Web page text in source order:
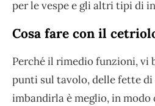
per le vespe e gli altri tipi di
Cosa fare con il
Perché il rimedio funzioni, vi
punti sul tavolo, delle fette
imbandirla è meglio, in modo